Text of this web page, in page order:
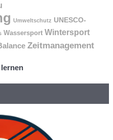
Umweltschutz UNESCO-
Wassersport Wintersport
Zeitmanagement